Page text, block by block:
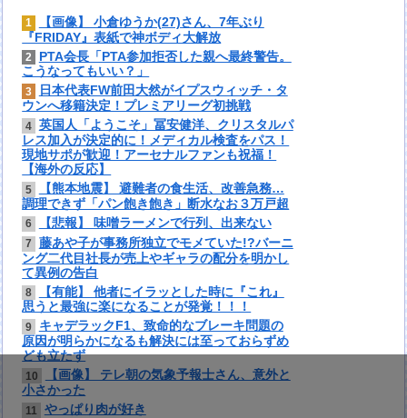
1
【画像】 小倉ゆうか(27)さん、7年ぶり
『FRIDAY』表紙で神ボディ大解放
2
PTA会長「PTA参加拒否した親へ最終警告。
こうなってもいい？」
3
日本代表FW前田大然がイプスウィッチ・タ
ウンへ移籍決定！プレミアリーグ初挑戦
4 英国人「ようこそ」冨安健洋、クリスタルパ
レス加入が決定的に！メディカル検査をパス！
現地サポが歓迎！アーセナルファンも祝福！
【海外の反応】
5
【熊本地震】 避難者の食生活、改善急務…
調理できず「パン飽き飽き」断水なお３万戸超
6 【悲報】 味噌ラーメンで行列、出来ない
7
藤あや子が事務所独立でモメていた!?バーニ
ング二代目社長が売上やギャラの配分を明かし
て異例の告白
8
【有能】 他者にイラッとした時に『これ』
思うと最強に楽になることが発覚！！！
9
キャデラックF1、致命的なブレーキ問題の
原因が明らかになるも解決には至っておらずめ
ども立たず
10
【画像】 テレ朝の気象予報士さん、意外と
小さかった
11 やっぱり肉が好き